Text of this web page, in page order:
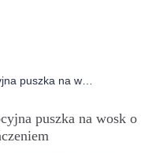
puszka na wosk